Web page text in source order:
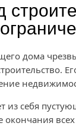
дома
из себя